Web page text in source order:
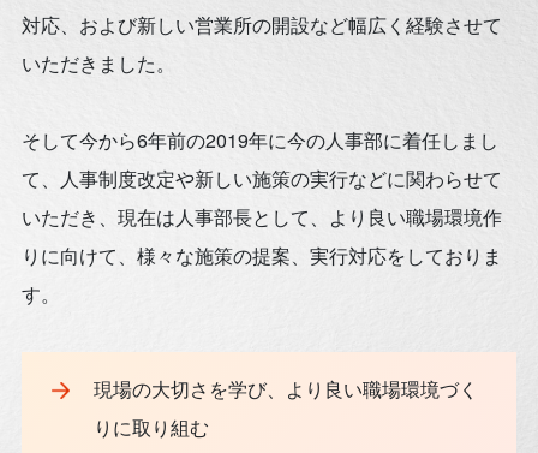
対応、および新しい営業所の開設など幅広く経験させて
いただきました。
そして今から6年前の2019年に今の人事部に着任しまし
て、人事制度改定や新しい施策の実行などに関わらせて
いただき、現在は人事部長として、より良い職場環境作
りに向けて、様々な施策の提案、実行対応をしておりま
す。
現場の大切さを学び、より良い職場環境づく
りに取り組む